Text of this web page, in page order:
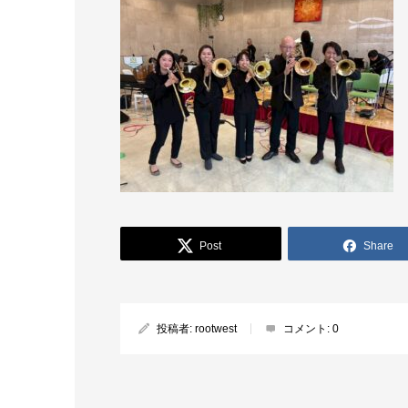
Post Share
投稿者: rootwest コメント: 0